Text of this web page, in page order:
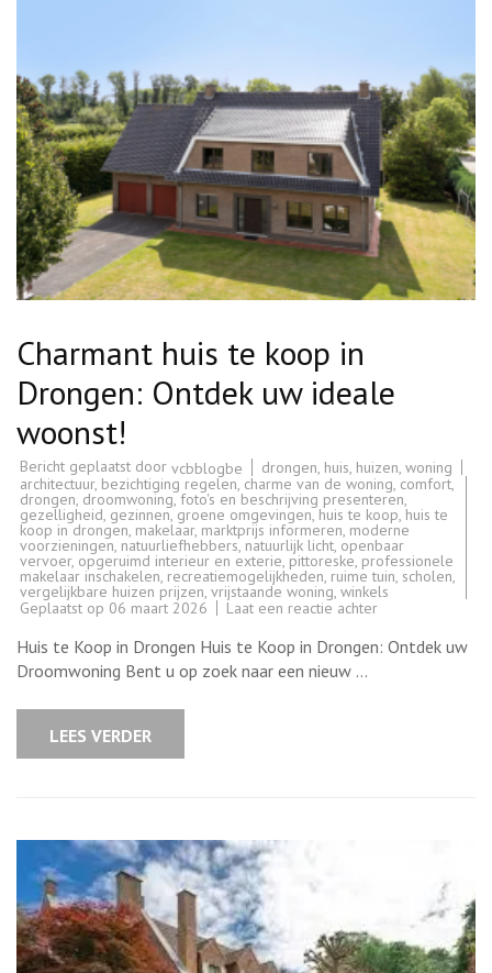
Charmant huis te koop in
Drongen: Ontdek uw ideale
woonst!
Bericht geplaatst door vcbblogbe drongen, huis, huizen, woning
architectuur, bezichtiging regelen, charme van de woning, comfort,
drongen, droomwoning,foto's en beschrijving presenteren,
gezelligheid, gezinnen, groene omgevingen,huis te koop, huis te
koop in drongen, makelaar, marktprijs informeren, moderne
voorzieningen, natuurliefhebbers, natuurlijk licht, openbaar
vervoer, opgeruimd interieur en exterie, pittoreske, professionele
makelaar inschakelen, recreatiemogelijkheden, ruime tuin, scholen,
vergelijkbare huizen prijzen, vrijstaande woning, winkels
Geplaatst op 06 maart 2026 Laat een reactie achterop
huis
te
Huis te Koop in Drongen Huis te Koop in Drongen: Ontdek uw
Droomwoning Bent u op zoek naar een nieuw …
LEES VERDER